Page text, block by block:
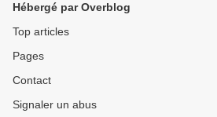
Hébergé par Overblog
Top articles
Pages
Contact
Signaler un abus